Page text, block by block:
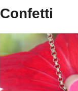
Confetti